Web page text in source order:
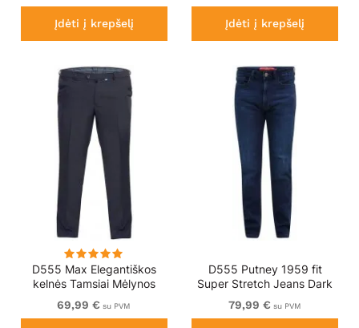
Įdėti į krepšelį Įdėti į krepšelį
D555 Max Elegantiškos
kelnės Tamsiai Mėlynos
69,99 € su PVM
D555 Putney 1959 fit
Super Stretch Jeans Dark
Wash
79,99 € su PVM